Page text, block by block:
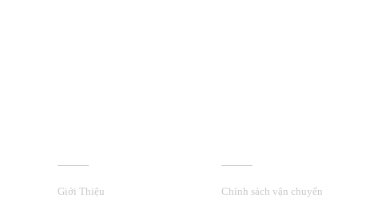
Giới Thiệu
Chính sách vận chuyển